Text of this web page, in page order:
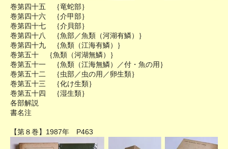
巻第四十五 ｛竜蛇部｝
巻第四十六 ｛介甲部｝
巻第四十七 ｛介貝部｝
巻第四十八 ｛魚部／魚類（河湖有鱗）｝
巻第四十九 ｛魚類（江海有鱗）｝
巻第五十 ｛魚類（河湖無鱗）｝
巻第五十一 ｛魚類（江海無鱗）／付・魚の用｝
巻第五十二 ｛虫部／虫の用／卵生類｝
巻第五十三 ｛化け生類｝
巻第五十四 ｛湿生類｝
各部解説
書名注
【第８巻】1987年 P463